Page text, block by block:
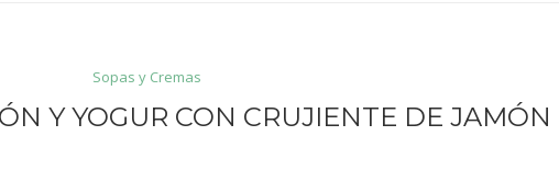
Sopas y Cremas
Y YOGUR CON CRUJIENTE DE JAMÓN